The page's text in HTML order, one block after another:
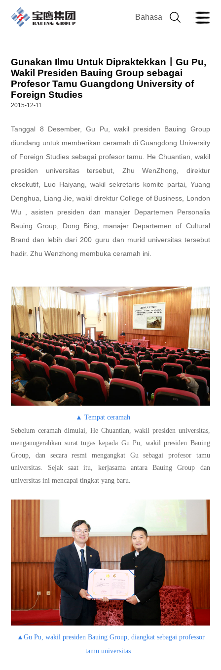
Bahasa
Gunakan Ilmu Untuk Dipraktekkan丨Gu Pu,
Wakil Presiden Bauing Group sebagai
Profesor Tamu Guangdong University of
Foreign Studies
2015-12-11
Tanggal 8 Desember, Gu Pu, wakil presiden Bauing Group
diundang untuk memberikan ceramah di Guangdong University
of Foreign Studies sebagai profesor tamu. He Chuantian, wakil
presiden universitas tersebut, Zhu WenZhong, direktur
eksekutif, Luo Haiyang, wakil sekretaris komite partai, Yuang
Denghua, Liang Jie, wakil direktur College of Business, London
Wu , asisten presiden dan manajer Departemen Personalia
Bauing Group, Dong Bing, manajer Departemen of Cultural
Brand dan lebih dari 200 guru dan murid universitas tersebut
hadir. Zhu Wenzhong membuka ceramah ini.
▲ Tempat ceramah宝鹰
Sebelum ceramah dimulai, He Chuantian, wakil presiden universitas,
menganugerahkan surat tugas kepada Gu Pu, wakil presiden Bauing
Group, dan secara resmi mengangkat Gu sebagai profesor tamu
universitas. Sejak saat itu, kerjasama antara Bauing Group dan
universitas ini mencapai tingkat yang baru.
▲Gu Pu, wakil presiden Bauing Group, diangkat sebagai professor
tamu universitas